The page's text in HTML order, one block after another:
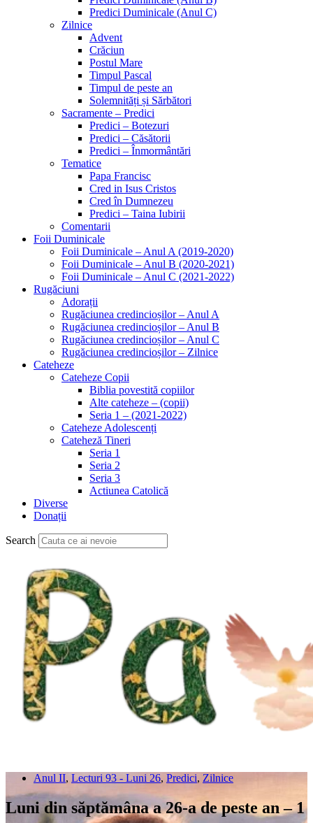
Predici Duminicale (Anul C)
Zilnice
Advent
Crăciun
Postul Mare
Timpul Pascal
Timpul de peste an
Solemnități și Sărbători
Sacramente – Predici
Predici – Botezuri
Predici – Căsătorii
Predici – Înmormântări
Tematice
Papa Francisc
Cred in Isus Cristos
Cred în Dumnezeu
Predici – Taina Iubirii
Comentarii
Foii Duminicale
Foii Duminicale – Anul A (2019-2020)
Foii Duminicale – Anul B (2020-2021)
Foii Duminicale – Anul C (2021-2022)
Rugăciuni
Adorații
Rugăciunea credincioșilor – Anul A
Rugăciunea credincioșilor – Anul B
Rugăciunea credincioșilor – Anul C
Rugăciunea credincioșilor – Zilnice
Cateheze
Cateheze Copii
Biblia povestită copiilor
Alte cateheze – (copii)
Seria 1 – (2021-2022)
Cateheze Adolescenți
Cateheză Tineri
Seria 1
Seria 2
Seria 3
Actiunea Catolică
Diverse
Donații
Search
Anul II, Lecturi 93 - Luni 26, Predici, Zilnice
Luni din săptămâna a 26-a de peste an – 1